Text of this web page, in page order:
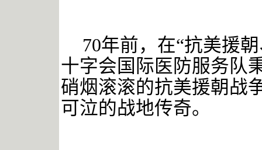
70年前，在“抗美援
十字会国际医防服务队
硝烟滚滚的抗美援朝战
可泣的战地传奇。